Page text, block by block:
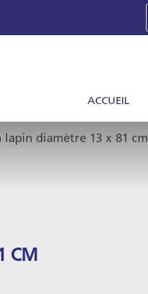
ACCUEIL
lapin diamètre 13 x 81 cm
CM